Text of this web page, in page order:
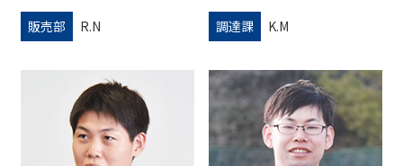
販売部 R.N 調達課 K.M